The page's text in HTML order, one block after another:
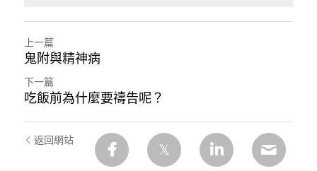
上一篇
鬼附與精神病
下一篇
吃飯前為什麼要禱告呢？
返回網站